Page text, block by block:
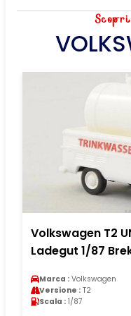
Volkswagen T2
Ladegut 1/87
Marca : Volkswagen
Versione : T2
Scala : 1/87